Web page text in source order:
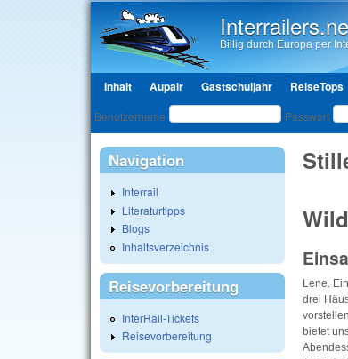
Billig durch Europa per
Hauptmenü
Inhalt Aupair Gastschuljahr ReiseTops
Benutzeranmeldung
Benutzername Passwort
Lene.
drei
bietet
Navigation
Interrail
Literaturtipps
Blogs
Inhaltsverzeichnis
Reisevorbereitung
InterRail-Tickets
Reisevorbereitung